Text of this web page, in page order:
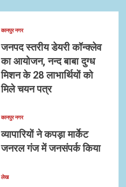
कानपुर नगर
जनपद स्तरीय डेयरी कॉन्क्लेव
का आयोजन, नन्द बाबा दुग्ध
मिशन के 28 लाभार्थियों को
मिले चयन पत्र
कानपुर नगर
व्यापारियों ने कपड़ा मार्केट
जनरल गंज में जनसंपर्क किया
लेख